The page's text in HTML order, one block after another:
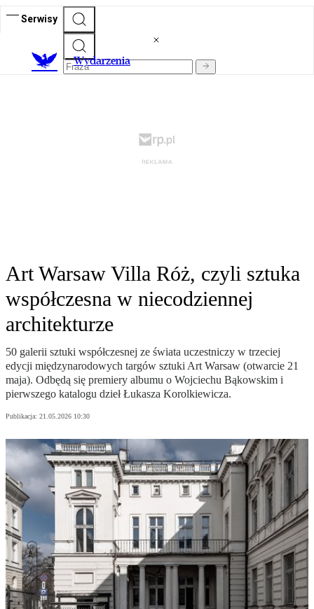
Serwisy
Wydarzenia
Art Warsaw Villa Róż, czyli sztuka
współczesna w niecodziennej
architekturze
50 galerii sztuki współczesnej ze świata uczestniczy w trzeciej
edycji międzynarodowych targów sztuki Art Warsaw (otwarcie 21
maja). Odbędą się premiery albumu o Wojciechu Bąkowskim i
pierwszego katalogu dzieł Łukasza Korolkiewicza.
Publikacja: 21.05.2026 10:30